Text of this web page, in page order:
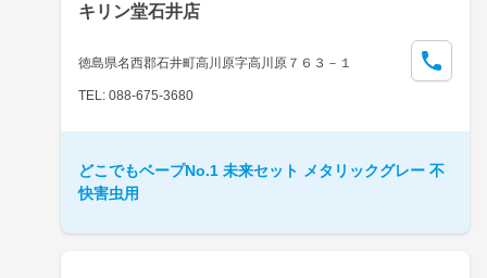
キリン堂石井店
徳島県名西郡石井町高川原字高川原７６３－１
TEL: 088-675-3680
どこでもベープNo.1 未来セット メタリックグレー 不
快害虫用